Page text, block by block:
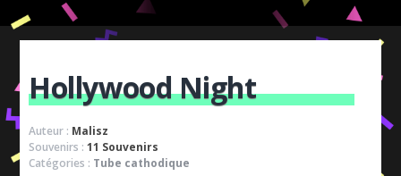
Hollywood Night
Auteur : Malisz
Souvenirs :11 Souvenirs
Catégories : Tube cathodique